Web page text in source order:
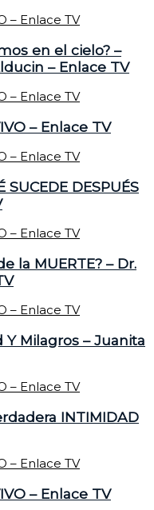
en el cielo? –
– Enlace TV
– Enlace TV
DESPUÉS
la MUERTE? – Dr.
Y Milagros – Juanita
INTIMIDAD
– Enlace TV